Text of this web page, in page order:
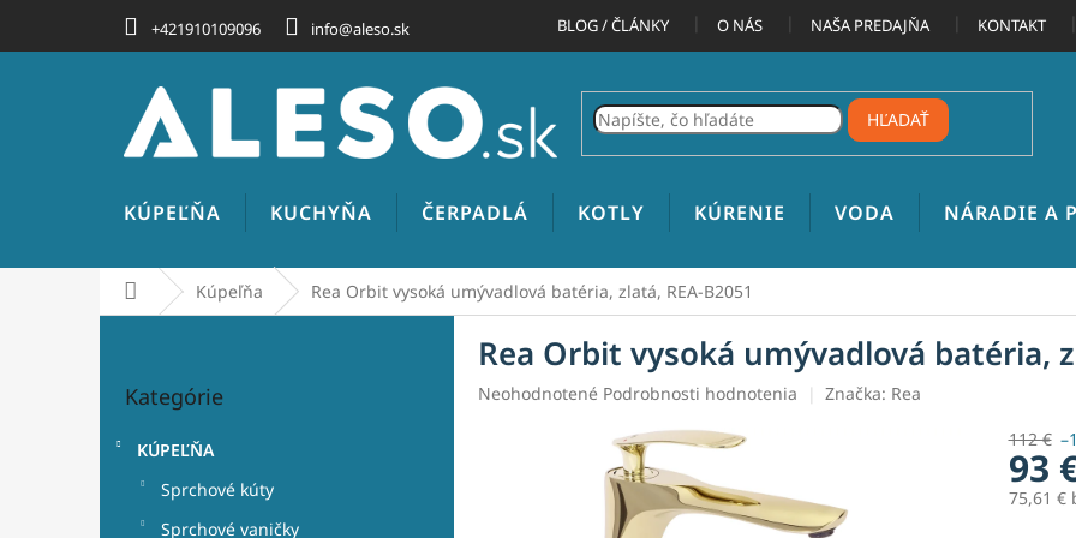
obsah
+421910109096 info@aleso.sk BLOG / ČLÁNKY O NÁS NAŠA PREDAJŇA KONTAKT
HĽADAŤ
KÚPEĽŇA KUCHYŇA ČERPADLÁ KOTLY KÚRENIE VODA NÁRADIE A
DomovKúpeľňa Rea Orbit vysoká umývadlová batéria, zlatá, REA-B2051
kategórie
Kategórie
KÚPEĽŇA
Sprchové kúty
Sprchové vaničky
Rea Orbit vysoká umývadlová batéria,
Priemerné
Neohodnotené Podrobnosti hodnotenia Značka: Rea
112 €
93
75,61 €